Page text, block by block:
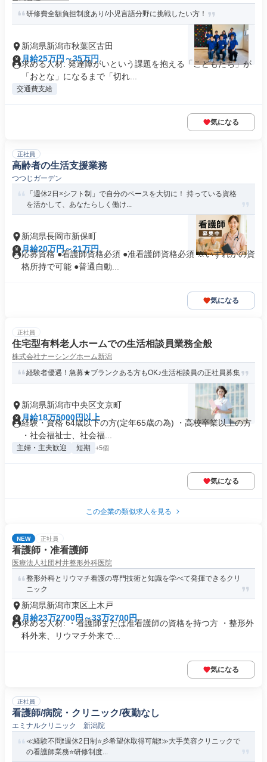
研修費全額負担制度あり/小児言語分野に挑戦したい方！
新潟県新潟市秋葉区古田
月給25万円～35万円
求める人材: 発達障がいという課題を抱える「こどもたち」が
「おとな」になるまで「切れ...
交通費支給
気になる
正社員
高齢者の生活支援業務
つつじガーデン
「週休2日×シフト制」で自分のペースを大切に！ 持っている資格
を活かして、あなたらしく働け...
新潟県長岡市新保町
月給20万円～21万円
応募資格 ●看護師資格必須 ●准看護師資格必須 ※いずれかの資
格所持で可能 ●普通自動...
気になる
正社員
住宅型有料老人ホームでの生活相談員業務全般
株式会社ナーシングホーム新潟
経験者優遇！急募★ブランクある方もOK♪生活相談員の正社員募集
新潟県新潟市中央区文京町
月給18万5000円以上
経験・資格 64歳以下の方(定年65歳の為) ・高校卒業以上の方
・社会福祉士、社会福...
主婦・主夫歓迎 短期 +5個
気になる
この企業の類似求人を見る
NEW 正社員
看護師・准看護師
医療法人社団村井整形外科医院
整形外科とリウマチ看護の専門技術と知識を学べて発揮できるクリ
ニック
新潟県新潟市東区上木戸
月給23万2700円～33万2700円
求める人材: ・看護師または准看護師の資格を持つ方 ・整形外
科外来、リウマチ外来で...
気になる
正社員
看護師/病院・クリニック/夜勤なし
エミナルクリニック 新潟院
≪経験不問❗️週休2日制⭐彡希望休取得可能❗️≫大手美容クリニックで
の看護師業務⭐研修制度...